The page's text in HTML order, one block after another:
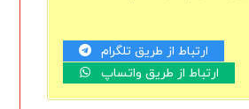
ارتباط از طریق تلگرام
ارتباط از طریق واتساپ